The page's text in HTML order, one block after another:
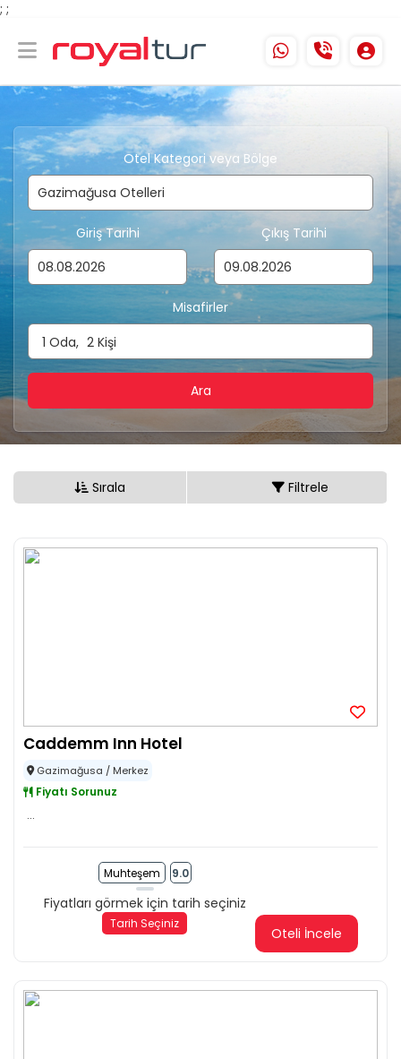
; ;
Otel Kategori veya Bölge
Giriş Tarihi Çıkış Tarihi
Misafirler
1 Oda, 2 Kişi
Ara
Sırala Filtrele
Caddemm Inn Hotel
Gazimağusa / Merkez
Fiyatı Sorunuz
...
Muhteşem 9.0
Fiyatları görmek için tarih seçiniz
Tarih Seçiniz
Oteli İncele